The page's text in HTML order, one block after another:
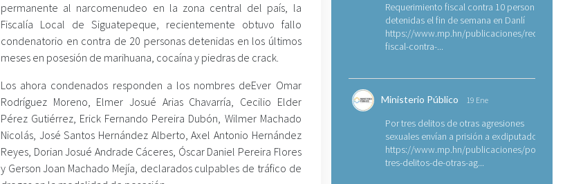
permanente al narcomenudeo en la zona central del país, la
Fiscalía Local de Siguatepeque, recientemente obtuvo fallo
condenatorio en contra de 20 personas detenidas en los últimos
meses en posesión de marihuana, cocaína y piedras de crack.
Los ahora condenados responden a los nombres deEver Omar
Rodríguez Moreno, Elmer Josué Arias Chavarría, Cecilio Elder
Pérez Gutiérrez, Erick Fernando Pereira Dubón, Wilmer Machado
Nicolás, José Santos Hernández Alberto, Axel Antonio Hernández
Reyes, Dorian Josué Andrade Cáceres, Óscar Daniel Pereira Flores
y Gerson Joan Machado Mejía, declarados culpables de tráfico de
Requerimiento fiscal contra 10 personas
detenidas el fin de semana en Danlí
https://www.mp.hn/publicaciones/
fiscal-contra-...
Ministerio Público 19 Ene
Por tres delitos de otras agresiones
sexuales envían a prisión a exdiputado
https://www.mp.hn/publicaciones/por-
tres-delitos-de-otras-ag...